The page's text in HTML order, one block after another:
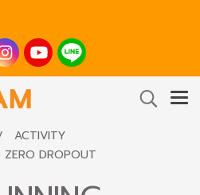
ACTIVITY
ZERO DROPOUT